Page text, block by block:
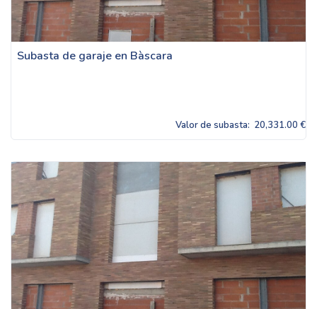
Subasta de garaje en Bàscara
Valor de subasta: 20,331.00 €